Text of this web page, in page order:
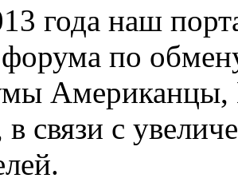
года наш
по
связи с